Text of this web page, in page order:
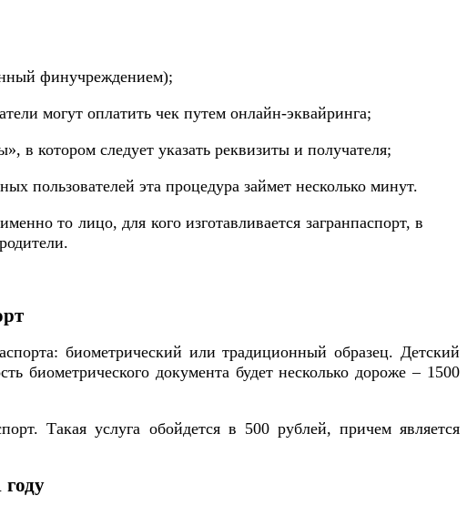
финучреждением);
могут оплатить чек путем онлайн-эквайринга;
котором следует указать реквизиты и получателя;
пользователей эта процедура займет несколько минут.
то лицо, для кого изготавливается загранпаспорт, в
биометрический или традиционный образец. Детский
биометрического документа будет несколько дороже – 1500
Такая услуга обойдется в 500 рублей, причем является
году